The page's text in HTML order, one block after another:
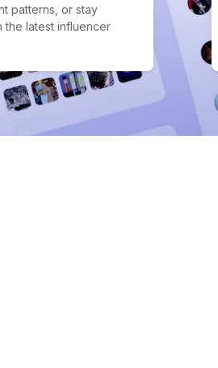
patterns, or stay
the latest influencer